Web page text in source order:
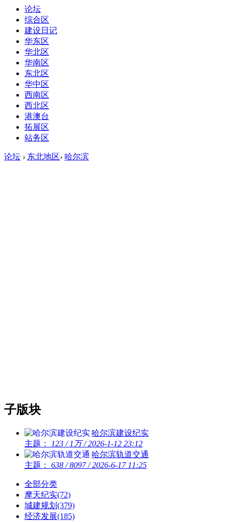
论坛
综合区
建设日记
华东区
华北区
华南区
东北区
华中区
西南区
西北区
港澳台
拓展区
站务区
论坛 › 东北地区› 哈尔滨
子版块
哈尔滨建设纪实
主题：
123 / 1万 /2026-1-12 23:12
哈尔滨轨道交通
主题： 638 /8097/2026-6-17 11:25
全部分类
摩天纪实(72)
城建规划 (379)
经济发展(185)